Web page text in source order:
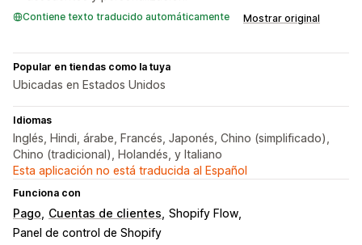
Contiene texto traducido automáticamente Mostrar original
Popular en tiendas como la tuya
Ubicadas en Estados Unidos
Idiomas
Inglés, Hindi, árabe, Francés, Japonés, Chino (simplificado),
Chino (tradicional), Holandés, y Italiano
Esta aplicación no está traducida al Español
Funciona con
Pago Cuentas de clientes Shopify Flow
Panel de control de Shopify